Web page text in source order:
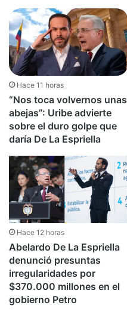
Hace 11 horas
“Nos toca volvernos unas
abejas”: Uribe advierte
sobre el duro golpe que
daría De La Espriella
Hace 12 horas
Abelardo De La Espriella
denunció presuntas
irregularidades por
$370.000 millones en el
gobierno Petro